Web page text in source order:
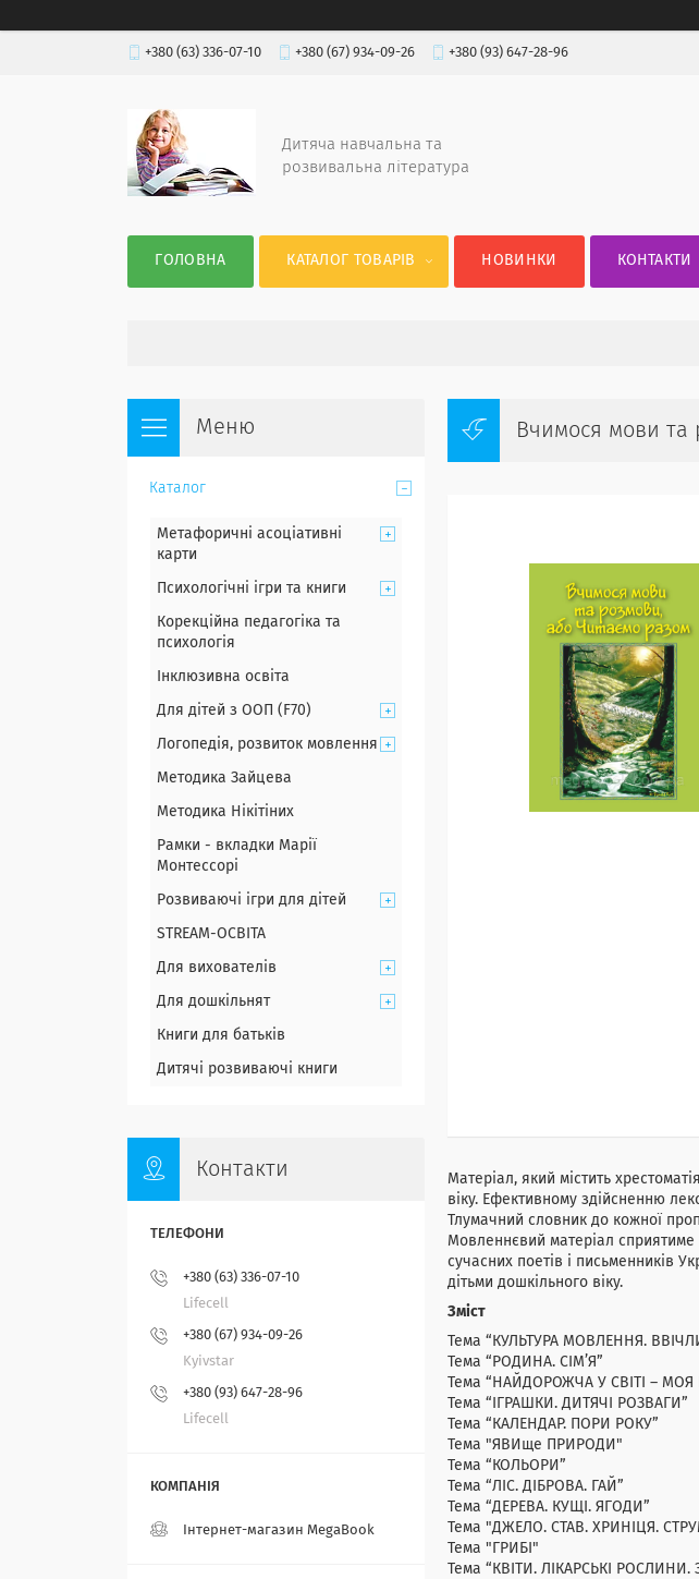
+380 (63) 336-07-10 +380 (67) 934-09-26 +380 (93) 647-28-96
Дитяча навчальна та
розвивальна література
ГОЛОВНА КАТАЛОГ ТОВАРІВ НОВИНКИ КОНТАКТИ
Вчимося мови та
Матеріал, який містить
віку. Ефективному здійсненню
Тлумачний словник до кожної
Мовленнєвий матеріал
сучасних поетів і письменників
дітьми дошкільного віку.
Зміст
Тема “КУЛЬТУРА МОВЛЕННЯ.
Тема “РОДИНА. СІМ’Я”
Тема “НАЙДОРОЖЧА У СВІТІ – МОЯ
Тема “ІГРАШКИ. ДИТЯЧІ РОЗВАГИ”
Тема “КАЛЕНДАР. ПОРИ РОКУ”
Тема "ЯВИще ПРИРОДИ"
Тема “КОЛЬОРИ”
Тема “ЛІС. ДІБРОВА. ГАЙ”
Тема “ДЕРЕВА. КУЩІ. ЯГОДИ”
Тема "ДЖЕЛО. СТАВ. ХРИНІЦЯ.
Тема "ГРИБІ"
Тема “КВІТИ. ЛІКАРСЬКІ РОСЛИНИ.
Каталог
Метафоричні асоціативні
карти
Психологічні ігри та книги
Корекційна педагогіка та
психологія
Інклюзивна освіта
Для дітей з ООП (F70)
Логопедія, розвиток мовлення
Методика Зайцева
Методика Нікітіних
Рамки - вкладки Марії
Монтессорі
Розвиваючі ігри для дітей
STREAM-ОСВІТА
Для вихователів
Для дошкільнят
Книги для батьків
Дитячі розвиваючі книги
Контакти
+380 (63) 336-07-10
Lifecell
+380 (67) 934-09-26
Kyivstar
+380 (93) 647-28-96
Lifecell
Інтернет-магазин MegaBook